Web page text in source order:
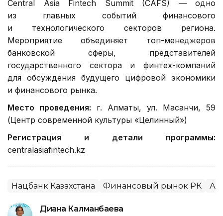
Central Asia Fintech Summit (CAFS) — одно
из главных событий финансового
и технологического секторов региона.
Мероприятие объединяет топ-менеджеров
банковской сферы, представителей
государственного сектора и финтех-компаний
для обсуждения будущего цифровой экономики
и финансового рынка.
Место проведения: г. Алматы, ул. Масанчи, 59
(Центр современной культуры «Целинный»)
Регистрация и детали программы:
centralasiafintech.kz
Нацбанк Казахстана Финансовый рынок РК
Диана Калманбаева